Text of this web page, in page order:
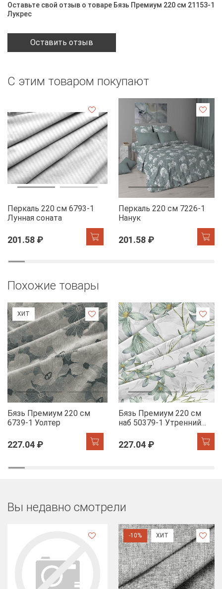
Оставьте свой отзыв о товаре Бязь Премиум 220 см 21153-1
Лукрес
Оставить отзыв
С этим товаром покупают
Перкаль 220 см 6793-1
Лунная соната
201.58 ₽
Перкаль 220 см 7226-1
Нанук
201.58 ₽
Похожие товары
ХИТ
Бязь Премиум 220 см
6739-1 Уолтер
227.04 ₽
Бязь Премиум 220 см
наб 50379-1 Утренний
227.04 ₽
Вы недавно смотрели
-10% ХИТ